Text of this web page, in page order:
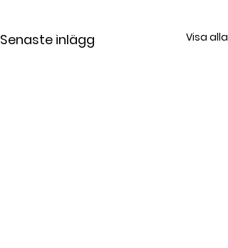
Senaste inlägg Visa alla